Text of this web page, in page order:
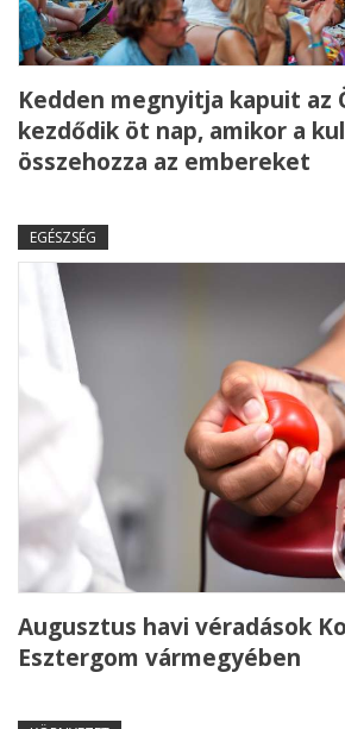
Kedden megnyitja kapuit az
kezdődik öt nap, amikor a
összehozza az embereket
EGÉSZSÉG
Augusztus havi véradások
Esztergom vármegyében